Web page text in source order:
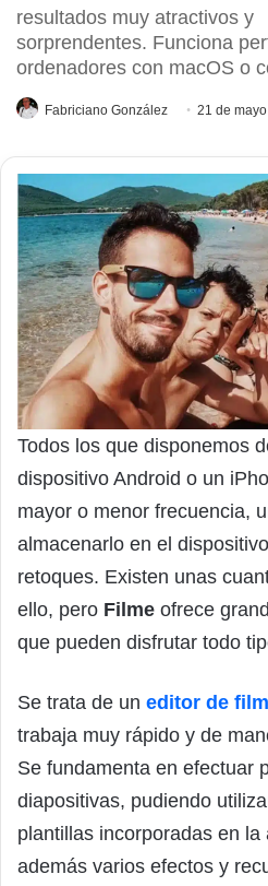
resultados muy atractivos y
sorprendentes. Funciona
ordenadores con macOS o
Fabriciano González 21 de
Todos los que disponemos
dispositivo Android o un
mayor o menor frecuencia,
almacenarlo en el
retoques. Existen unas
ello, pero Filme ofrece
que pueden disfrutar todo
Se trata de un editor de
trabaja muy rápido y de
Se fundamenta en efectuar
diapositivas, pudiendo
plantillas incorporadas en
además varios efectos y